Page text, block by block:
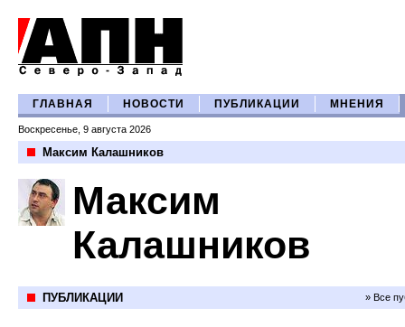
ГЛАВНАЯ НОВОСТИ ПУБЛИКАЦИИ МНЕНИЯ
Воскресенье, 9 августа 2026
Максим Калашников
Максим
Калашников
ПУБЛИКАЦИИ » Все